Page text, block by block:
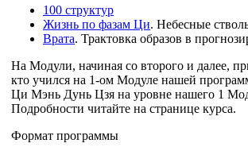
100 структур
Жизнь по фазам Ци. Небесные
Врата. Трактовка образов в
На Модули, начиная со второго и далее,
кто учился на 1-ом Модуле нашей
Ци Мэнь Дунь Цзя на уровне нашего 1
Подробности читайте на странице курса.
Формат программы